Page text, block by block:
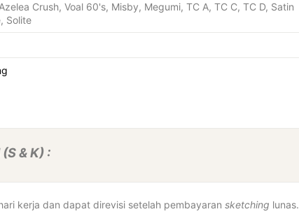
Crush, Voal 60's, Misby, Megumi, TC A, TC C, TC D, Satin
Solite
& K) :
kerja dan dapat direvisi setelah pembayaran sketching lunas.